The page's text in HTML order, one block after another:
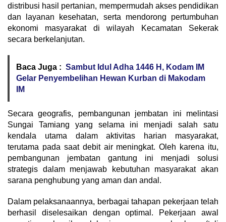
distribusi hasil pertanian, mempermudah akses pendidikan
dan layanan kesehatan, serta mendorong pertumbuhan
ekonomi masyarakat di wilayah Kecamatan Sekerak
secara berkelanjutan.
Baca Juga : Sambut Idul Adha 1446 H, Kodam IM
Gelar Penyembelihan Hewan Kurban di Makodam
IM
Secara geografis, pembangunan jembatan ini melintasi
Sungai Tamiang yang selama ini menjadi salah satu
kendala utama dalam aktivitas harian masyarakat,
terutama pada saat debit air meningkat. Oleh karena itu,
pembangunan jembatan gantung ini menjadi solusi
strategis dalam menjawab kebutuhan masyarakat akan
sarana penghubung yang aman dan andal.
Dalam pelaksanaannya, berbagai tahapan pekerjaan telah
berhasil diselesaikan dengan optimal. Pekerjaan awal